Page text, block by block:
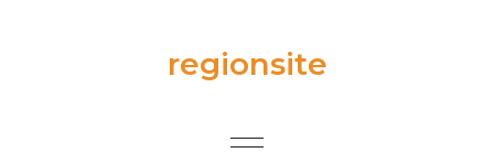
regionsite